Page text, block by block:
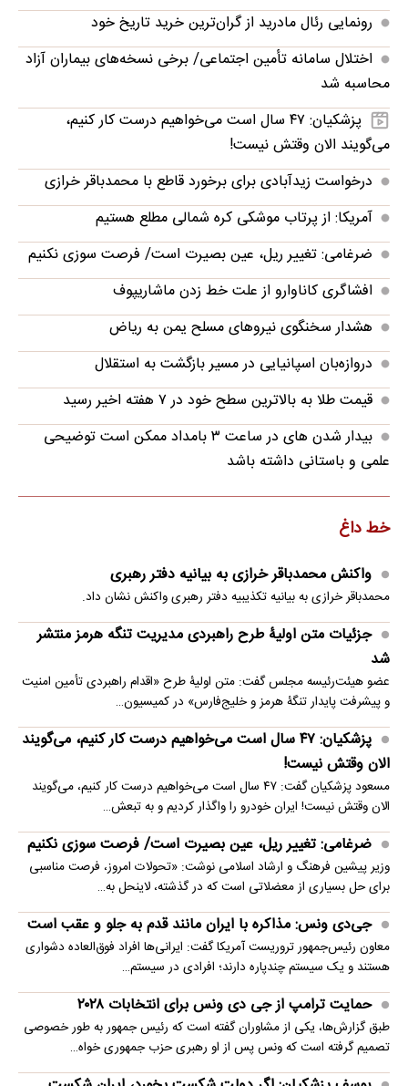
رونمایی رئال مادرید از گران‌ترین خرید تاریخ خود
اختلال سامانه تأمین اجتماعی/ برخی نسخه‌های بیماران آزاد
محاسبه شد
پزشکیان: ۴۷ سال است می‌خواهیم درست کار کنیم،
می‌گویند الان وقتش نیست!
درخواست زیدآبادی برای برخورد قاطع با محمدباقر خرازی
آمریکا: از پرتاب موشکی کره شمالی مطلع هستیم
ضرغامی: تغییر ریل، عین بصیرت است/ فرصت سوزی نکنیم
افشاگری کاناوارو از علت خط زدن ماشاریپوف
هشدار سخنگوی نیروهای مسلح یمن به ریاض
دروازه‌بان اسپانیایی در مسیر بازگشت به استقلال
قیمت طلا به بالاترین سطح خود در ۷ هفته اخیر رسید
بیدار شدن‌ های در ساعت ۳ بامداد ممکن است توضیحی
علمی و باستانی داشته باشد
خط داغ
واکنش محمدباقر خرازی به بیانیه دفتر رهبری
محمدباقر خرازی به بیانیه تکذیبیه دفتر رهبری واکنش نشان داد.
جزئیات متن اولیۀ طرح راهبردی مدیریت تنگه هرمز منتشر
شد
عضو هیئت‌رئیسه مجلس گفت: متن اولیۀ طرح «اقدام راهبردی تأمین امنیت
و پیشرفت پایدار تنگۀ هرمز و خلیج‌فارس» در کمیسیون…
پزشکیان: ۴۷ سال است می‌خواهیم درست کار کنیم، می‌گویند
الان وقتش نیست!
مسعود پزشکیان گفت: ۴۷ سال است می‌خواهیم درست کار کنیم، می‌گویند
الان وقتش نیست! ایران خودرو را واگذار کردیم و به تبعش…
ضرغامی: تغییر ریل، عین بصیرت است/ فرصت سوزی نکنیم
وزیر پیشین فرهنگ و ارشاد اسلامی نوشت: «تحولات امروز، فرصت مناسبی
برای حل بسیاری از معضلاتی‌ است که در گذشته، لاینحل به…
جی‌دی ونس: مذاکره با ایران مانند قدم به جلو و عقب است
معاون رئیس‌جمهور تروریست آمریکا گفت: ایرانی‌ها افراد فوق‌العاده دشواری
هستند و یک سیستم چندپاره دارند؛ افرادی در سیستم…
حمایت ترامپ از جی دی ونس برای انتخابات ۲۰۲۸
طبق گزارش‌ها، یکی از مشاوران گفته است که رئیس جمهور به طور خصوصی
تصمیم گرفته است که ونس پس از او رهبری حزب جمهوری خواه…